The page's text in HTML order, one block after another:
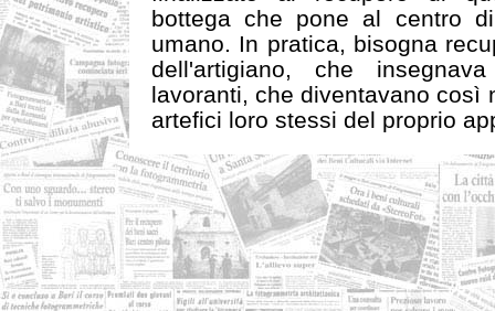
bottega che pone al centro
umano. In pratica, bisogna
dell'artigiano, che
lavoranti, che diventavano così
artefici loro stessi del proprio